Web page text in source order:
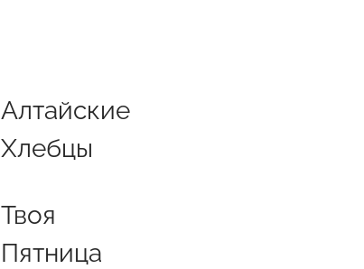
Алтайские
Хлебцы
Твоя
Пятница